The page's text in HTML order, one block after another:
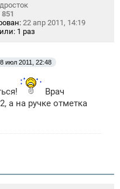
851
22 апр 2011, 14:19
1 раз
июл 2011, 22:48
Врач
а на ручке отметка